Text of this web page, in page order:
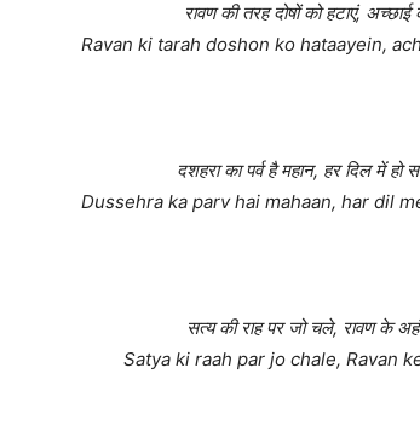
रावण की तरह दोषों को हटाएं,
Ravan ki tarah doshon ko hataayein,
दशहरा का पर्व है महान, हर दिल में हो
Dussehra ka parv hai mahaan, har dil
सत्य की राह पर जो चले, रावण के
Satya ki raah par jo chale, Ravan